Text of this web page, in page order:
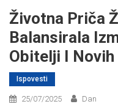
Životna Priča
Balansirala
Obitelji I
Ispovesti
25/07/2025 Dan